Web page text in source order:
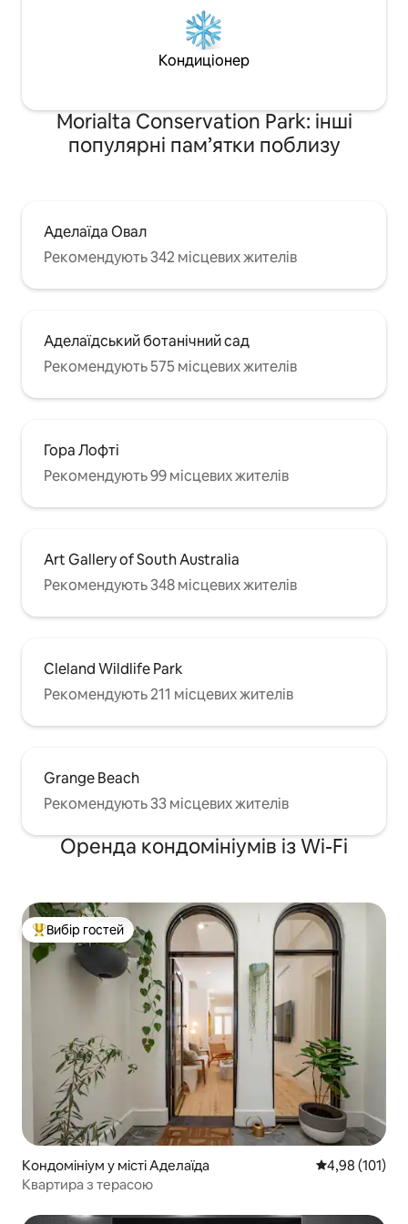
Кондиціонер
Morialta Conservation Park: інші
популярні пам’ятки поблизу
Аделаїда Овал
Рекомендують 342 місцевих жителів
Аделаїдський ботанічний сад
Рекомендують 575 місцевих жителів
Гора Лофті
Рекомендують 99 місцевих жителів
Art Gallery of South Australia
Рекомендують 348 місцевих жителів
Cleland Wildlife Park
Рекомендують 211 місцевих жителів
Grange Beach
Рекомендують 33 місцевих жителів
Оренда кондомініумів із Wi-Fi
Топ вибір гостей
Вибір гостей
Кондомініум у місті Аделаїда Середня
4,98 (101)
Квартира з терасою